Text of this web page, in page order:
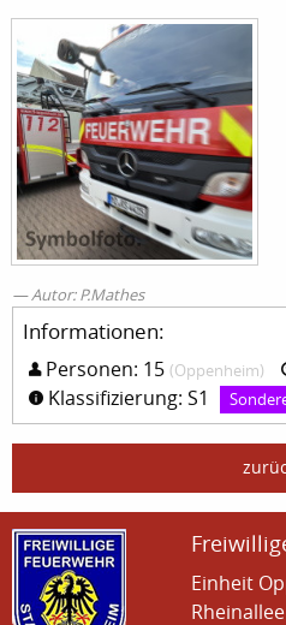
Autor: P.Mathes
Informationen:
Personen: 15 (Oppenheim)
Klassifizierung: S1
Einheit